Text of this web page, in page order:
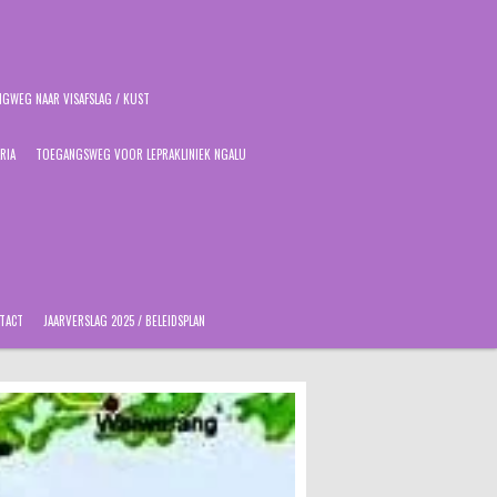
NAAR VISAFSLAG / KUST
TOEGANGSWEG VOOR LEPRAKLINIEK NGALU
JAARVERSLAG 2025 / BELEIDSPLAN